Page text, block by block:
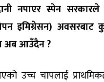
नपाएर स्पेन
इमिग्रेसन) अवसरबाट
अब आउँदैन ?
उच्च चापलाई